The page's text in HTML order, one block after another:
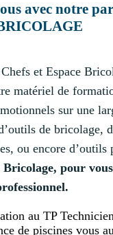
avec notre
et Espace
matériel de
sur une
de bricolage,
ou encore
Bricolage, pour
au TP
de piscines vous